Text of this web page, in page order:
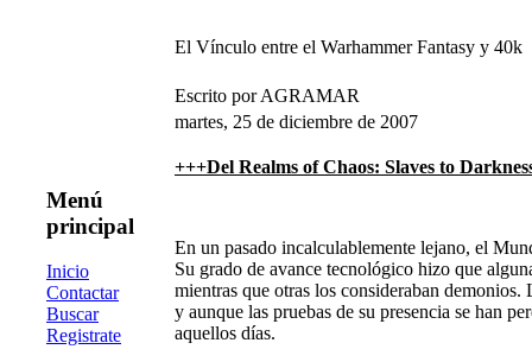
Menú
principal
Inicio
Contactar
Buscar
Registrate
El Vínculo entre el Warhammer Fantasy y 40k
Escrito por AGRAMAR
martes, 25 de diciembre de 2007
+++Del Realms of Chaos: Slaves to
En un pasado incalculablemente lejano, el
Su grado de avance tecnológico hizo que
mientras que otras los consideraban
y aunque las pruebas de su presencia se han
aquellos días.